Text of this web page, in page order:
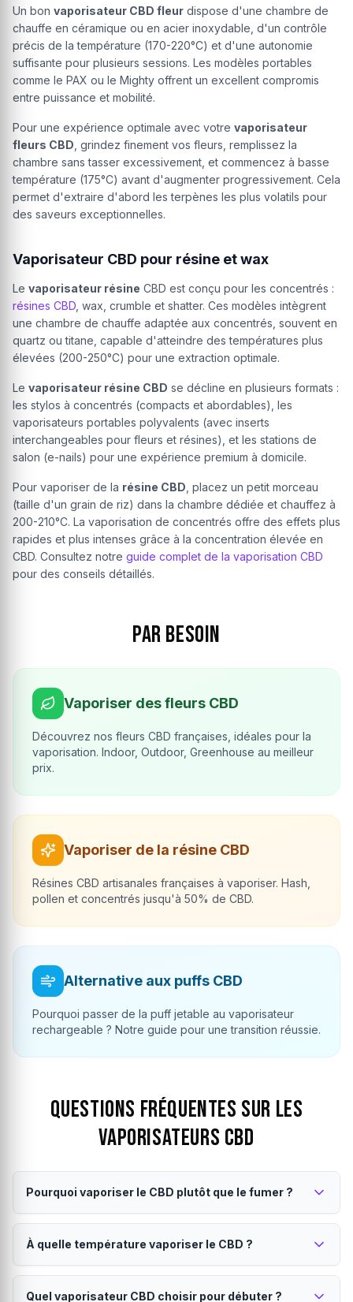
Un bon vaporisateur CBD fleur dispose d'une chambre de
chauffe en céramique ou en acier inoxydable, d'un contrôle
précis de la température (170-220°C) et d'une autonomie
suffisante pour plusieurs sessions. Les modèles portables
comme le PAX ou le Mighty offrent un excellent compromis
entre puissance et mobilité.
Pour une expérience optimale avec votre vaporisateur
fleurs CBD , grindez finement vos fleurs, remplissez la
chambre sans tasser excessivement, et commencez à basse
température (175°C) avant d'augmenter progressivement. Cela
permet d'extraire d'abord les terpènes les plus volatils pour
des saveurs exceptionnelles.
Vaporisateur CBD pour résine et wax
Le vaporisateur résine CBD est conçu pour les concentrés :
résines CBD , wax, crumble et shatter. Ces modèles intègrent
une chambre de chauffe adaptée aux concentrés, souvent en
quartz ou titane, capable d'atteindre des températures plus
élevées (200-250°C) pour une extraction optimale.
Le vaporisateur résine CBD se décline en plusieurs formats :
les stylos à concentrés (compacts et abordables), les
vaporisateurs portables polyvalents (avec inserts
interchangeables pour fleurs et résines), et les stations de
salon (e-nails) pour une expérience premium à domicile.
Pour vaporiser de la résine CBD , placez un petit morceau
(taille d'un grain de riz) dans la chambre dédiée et chauffez à
200-210°C. La vaporisation de concentrés offre des effets plus
rapides et plus intenses grâce à la concentration élevée en
CBD. Consultez notre guide complet de la vaporisation CBD
pour des conseils détaillés.
Par besoin
Vaporiser des fleurs CBD
Découvrez nos fleurs CBD françaises, idéales pour la
vaporisation. Indoor, Outdoor, Greenhouse au meilleur
prix.
Vaporiser de la résine CBD
Résines CBD artisanales françaises à vaporiser. Hash,
pollen et concentrés jusqu'à 50% de CBD.
Alternative aux puffs CBD
Pourquoi passer de la puff jetable au vaporisateur
rechargeable ? Notre guide pour une transition réussie.
Questions fréquentes sur les
Vaporisateurs CBD
Pourquoi vaporiser le CBD plutôt que le fumer ?
Une alternative bien plus saine.
La vaporisation du CBDélimine la combustion
production de goudron et de substances nocives. Elle
À quelle température vaporiser le CBD ?
Cela dépend de l'effet recherché.
Quel vaporisateur CBD choisir pour débuter ?